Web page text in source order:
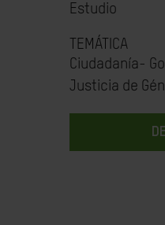
Estudio
TEMÁTICA
Ciudadanía-
Justicia de